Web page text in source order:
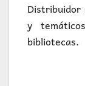
Distribuidor
y
bibliotecas.